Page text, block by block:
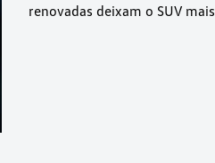
renovadas deixam o SUV